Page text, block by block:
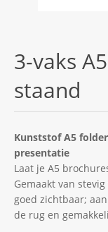
3-vaks
staand
Kunststof A5
presentatie
Laat je A5
Gemaakt van
goed zichtbaar;
de rug en